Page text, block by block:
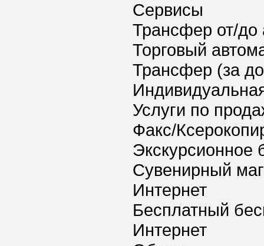
Сервисы
Трансфер от/до
Торговый
Трансфер (за
Услуги по
Факс/
Экскурсионное
Сувенирный
Интернет
Бесплатный
Интернет